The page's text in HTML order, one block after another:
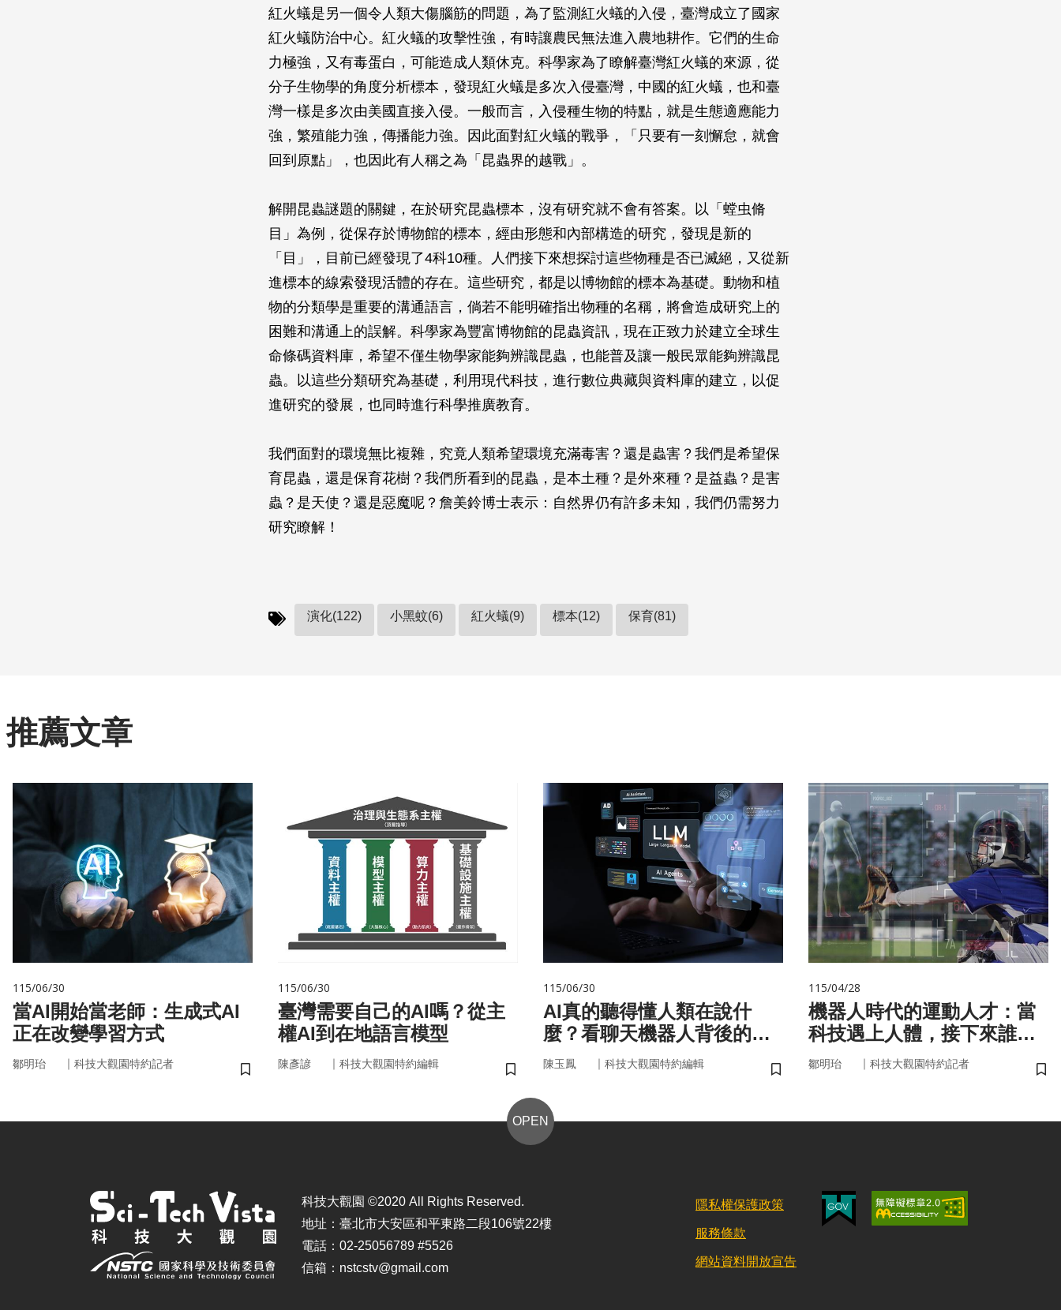
紅火蟻是另一個令人類大傷腦筋的問題，為了監測紅火蟻的入侵，臺灣成立了國家
紅火蟻防治中心。紅火蟻的攻擊性強，有時讓農民無法進入農地耕作。它們的生命
力極強，又有毒蛋白，可能造成人類休克。科學家為了瞭解臺灣紅火蟻的來源，從
分子生物學的角度分析標本，發現紅火蟻是多次入侵臺灣，中國的紅火蟻，也和臺
灣一樣是多次由美國直接入侵。一般而言，入侵種生物的特點，就是生態適應能力
強，繁殖能力強，傳播能力強。因此面對紅火蟻的戰爭，「只要有一刻懈怠，就會
回到原點」，也因此有人稱之為「昆蟲界的越戰」。
解開昆蟲謎題的關鍵，在於研究昆蟲標本，沒有研究就不會有答案。以「螳虫脩
目」為例，從保存於博物館的標本，經由形態和內部構造的研究，發現是新的
「目」，目前已經發現了4科10種。人們接下來想探討這些物種是否已滅絕，又從新
進標本的線索發現活體的存在。這些研究，都是以博物館的標本為基礎。動物和植
物的分類學是重要的溝通語言，倘若不能明確指出物種的名稱，將會造成研究上的
困難和溝通上的誤解。科學家為豐富博物館的昆蟲資訊，現在正致力於建立全球生
命條碼資料庫，希望不僅生物學家能夠辨識昆蟲，也能普及讓一般民眾能夠辨識昆
蟲。以這些分類研究為基礎，利用現代科技，進行數位典藏與資料庫的建立，以促
進研究的發展，也同時進行科學推廣教育。
我們面對的環境無比複雜，究竟人類希望環境充滿毒害？還是蟲害？我們是希望保
育昆蟲，還是保育花樹？我們所看到的昆蟲，是本土種？是外來種？是益蟲？是害
蟲？是天使？還是惡魔呢？詹美鈴博士表示：自然界仍有許多未知，我們仍需努力
研究瞭解！
演化(122) 小黑蚊(6) 紅火蟻(9) 標本(12) 保育(81)
推薦文章
115/06/30
當AI開始當老師：生成式AI
正在改變學習方式
鄒明珆 ｜ 科技大觀園特約記者
儲存書籤
115/06/30
臺灣需要自己的AI嗎？從主
權AI到在地語言模型
陳彥諺 ｜ 科技大觀園特約編輯
儲存書籤
115/06/30
AI真的聽得懂人類在說什
麼？看聊天機器人背後的語
言科技
陳玉鳳 ｜ 科技大觀園特約編輯
儲存書籤
115/04/28
機器人時代的運動人才：當
科技遇上人體，接下來誰來
接手？
鄒明珆 ｜ 科技大觀園特約記者
儲
OPEN
科技大觀園 ©2020 All Rights Reserved.
地址：臺北市大安區和平東路二段106號22樓
電話：02-25056789 #5526
信箱：nstcstv@gmail.com
隱私權保護政策
服務條款
網站資料開放宣告